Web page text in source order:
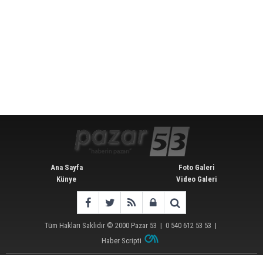
Ana Sayfa
Künye
Foto Galeri
Video Galeri
Tüm Hakları Saklıdır © 2000 Pazar 53 | 0 540 612 53 53 |
Haber Scripti